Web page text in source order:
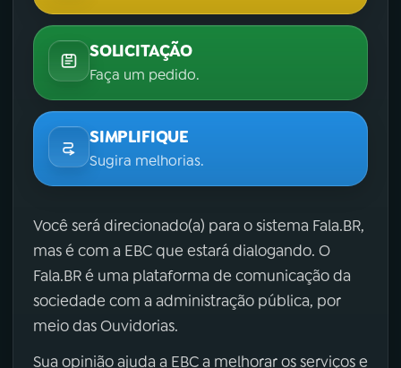
SOLICITAÇÃO
Faça um pedido.
SIMPLIFIQUE
Sugira melhorias.
Você será direcionado(a) para o sistema Fala.BR,
mas é com a EBC que estará dialogando. O
Fala.BR é uma plataforma de comunicação da
sociedade com a administração pública, por
meio das Ouvidorias.
Sua opinião ajuda a EBC a melhorar os serviços e